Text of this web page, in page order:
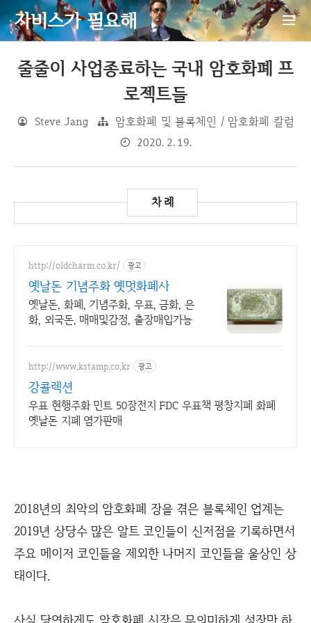
자비스가 필요해
줄줄이 사업종료하는 국내 암호화폐 프
로젝트들
Steve Jang 암호화폐 및 블록체인 / 암호화폐 칼럼
2020. 2. 19.
http://oldcharm.co.kr/ 광고
옛날돈 기념주화 옛멋화폐사
옛날돈, 화폐, 기념주화, 우표, 금화, 은
화, 외국돈, 매매및감정, 출장매입가능
http://www.kstamp.co.kr 광고
강콜렉션
우표 현행주화 민트 50장전지 FDC 우표책 평창지폐 화폐
옛날돈 지폐 염가판매
2018년의 최악의 암호화폐 장을 겪은 블록체인 업계는
2019년 상당수 많은 알트 코인들이 신저점을 기록하면서
주요 메이저 코인들을 제외한 나머지 코인들을 울상인 상
태이다.